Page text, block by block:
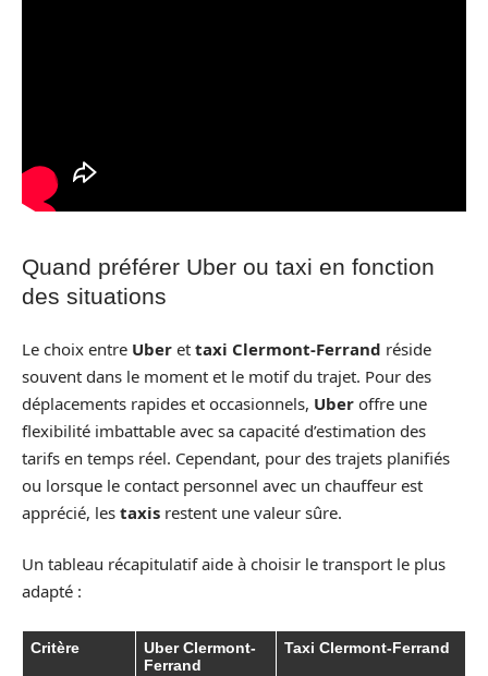
Quand préférer Uber ou taxi en fonction
des situations
Le choix entre Uber et taxi Clermont-Ferrand réside
souvent dans le moment et le motif du trajet. Pour des
déplacements rapides et occasionnels, Uber offre une
flexibilité imbattable avec sa capacité d’estimation des
tarifs en temps réel. Cependant, pour des trajets planifiés
ou lorsque le contact personnel avec un chauffeur est
apprécié, les taxis restent une valeur sûre.
Un tableau récapitulatif aide à choisir le transport le plus
adapté :
Critère
Uber Clermont-
Ferrand
Taxi Clermont-Ferrand